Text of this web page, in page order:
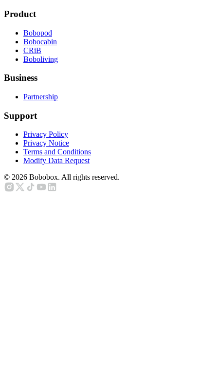
Product
Bobopod
Bobocabin
CRiB
Boboliving
Business
Partnership
Support
Privacy Policy
Privacy Notice
Terms and Conditions
Modify Data Request
© 2026 Bobobox. All rights reserved.